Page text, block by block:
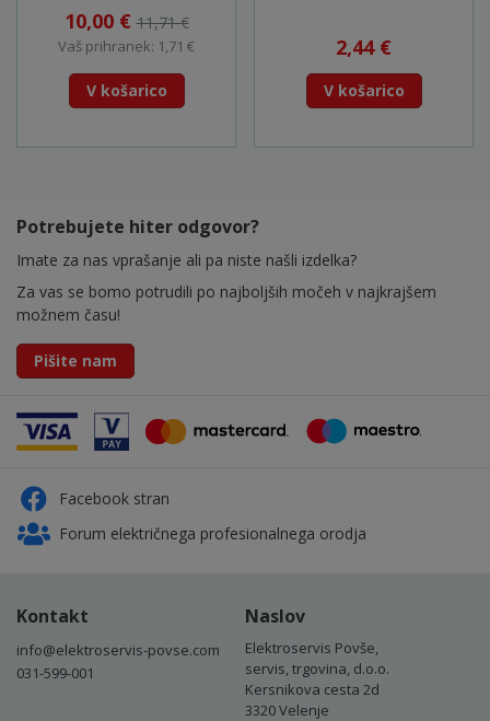
10,00 €11,71 €
Vaš prihranek: 1,71 €
V košarico
2,44 €
V košarico
Potrebujete hiter odgovor?
Imate za nas vprašanje ali pa niste našli izdelka?
Za vas se bomo potrudili po najboljših močeh v najkrajšem
možnem času!
Pišite nam
Facebook stran
Forum električnega profesionalnega orodja
Kontakt
info@elektroservis-povse.com
031-599-001
Naslov
Elektroservis Povše,
servis, trgovina, d.o.o.
Kersnikova cesta 2d
3320 Velenje